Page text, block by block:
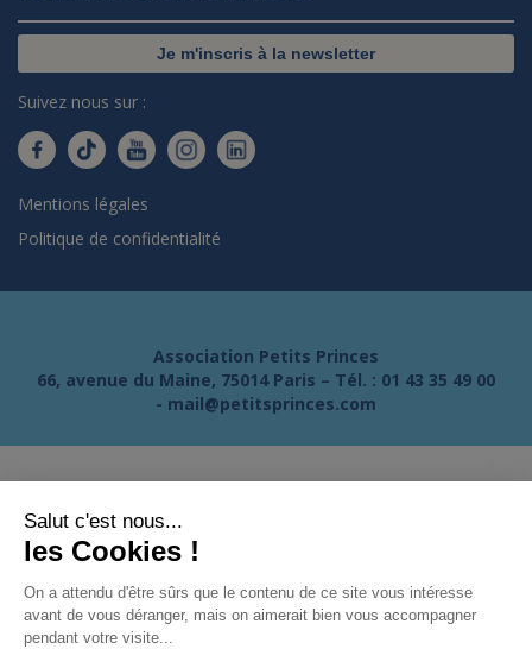
Salut c'est nous...
les Cookies !
On a attendu d'être sûrs que le contenu de ce site vous intéresse
avant de vous déranger, mais on aimerait bien vous accompagner
pendant votre visite...
Je m'inscris à la newsletter
Suivez nous sur :
Mentions légales
Politique de confidentialité
Association Petits Princes
66, avenue du Maine, 75014 Paris – Tél. : 01 43 35 49 00
- mail@petitsprinces.com